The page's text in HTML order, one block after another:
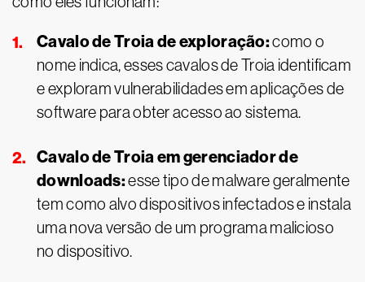
Cavalo de Troia de exploração:como o
nome indica, esses cavalos de Troia identificam
e exploram vulnerabilidades em aplicações de
software para obter acesso ao sistema.
Cavalo de Troia em gerenciador de
downloads:esse tipo de malware geralmente
tem como alvo dispositivos infectados e instala
uma nova versão de um programa malicioso
no dispositivo.